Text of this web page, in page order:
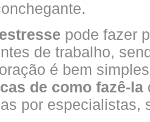
pode fazer
de trabalho,
é bem
de como fazê-la
por especialistas,